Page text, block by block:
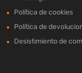
Política de cookies
Política de
Desistimiento de